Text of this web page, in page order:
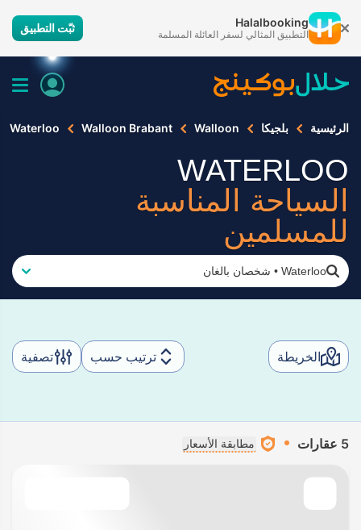
Halalbooking
التطبيق المثالي لسفر العائلة المسلمة ثبّت التطبيق
الرئيسية بلجيكا Walloon
Walloon Brabant
Waterloo
WATERLOO
السياحة المناسبة
للمسلمين
Waterloo
• شخصان بالغان
الخريطة ترتيب حسب تصفية
5 عقارات مطابقة الأسعار